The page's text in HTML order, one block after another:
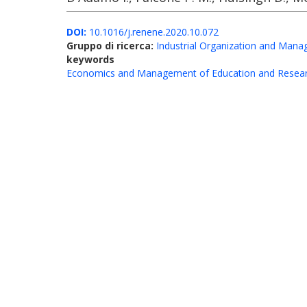
DOI: 10.1016/j.renene.2020.10.072
Gruppo di ricerca: Industrial Organization and
keywords
Economics and Management of Education and